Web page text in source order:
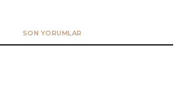
SON YORUMLAR